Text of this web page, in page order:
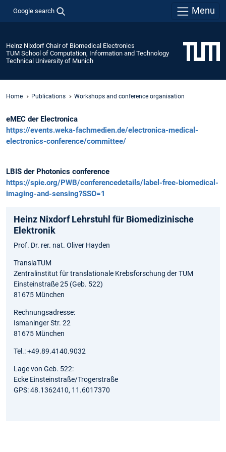
Google search Menu
Heinz Nixdorf Chair of Biomedical Electronics
TUM School of Computation, Information and Technology
Technical University of Munich
Home Publications Workshops and conference organisation
eMEC der Electronica
https://events.weka-fachmedien.de/electronica-medical-
electronics-conference/committee/
LBIS der Photonics conference
https://spie.org/PWB/conferencedetails/label-free-biomedical-
imaging-and-sensing?SSO=1
Heinz Nixdorf Lehrstuhl für Biomedizinische
Elektronik
Prof. Dr. rer. nat. Oliver Hayden
TranslaTUM
Zentralinstitut für translationale Krebsforschung der TUM
Einsteinstraße 25 (Geb. 522)
81675 München
Rechnungsadresse:
Ismaninger Str. 22
81675 München
Tel.: +49.89.4140.9032
Lage von Geb. 522:
Ecke Einsteinstraße/Trogerstraße
GPS: 48.1362410, 11.6017370